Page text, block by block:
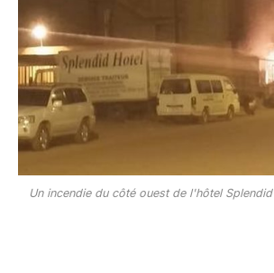
Un incendie du côté ouest de l'hôtel